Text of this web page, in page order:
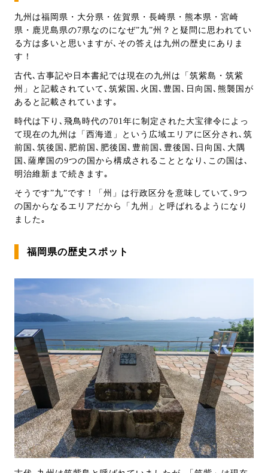
九州は福岡県・大分県・佐賀県・長崎県・熊本県・宮崎
県・鹿児島県の7県なのになぜ”九”州？と疑問に思われてい
る方は多いと思いますが､その答えは九州の歴史にありま
す！
古代､古事記や日本書紀では現在の九州は「筑紫島・筑紫
州」と記載されていて､筑紫国､火国､豊国､日向国､熊襲国が
あると記載されています｡
時代は下り､飛鳥時代の701年に制定された大宝律令によっ
て現在の九州は「西海道」という広域エリアに区分され､筑
前国､筑後国､肥前国､肥後国､豊前国､豊後国､日向国､大隅
国､薩摩国の9つの国から構成されることとなり､この国は､
明治維新まで続きます｡
そうです”九”です！「州」は行政区分を意味していて､9つ
の国からなるエリアだから「九州」と呼ばれるようになり
ました｡
福岡県の歴史スポット